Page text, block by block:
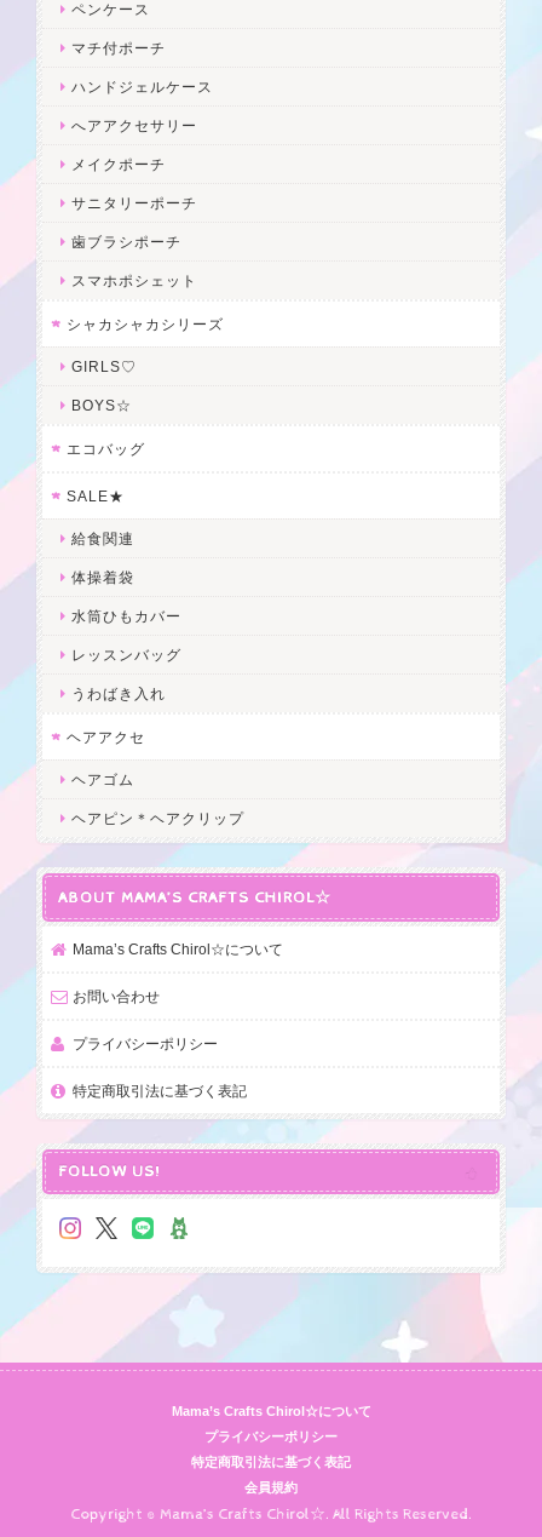
ペンケース
マチ付ポーチ
ハンドジェルケース
へアアクセサリー
メイクポーチ
サニタリーポーチ
歯ブラシポーチ
スマホポシェット
シャカシャカシリーズ
GIRLS♡
BOYS☆
エコバッグ
SALE★
給食関連
体操着袋
水筒ひもカバー
レッスンバッグ
うわばき入れ
ヘアアクセ
ヘアゴム
ヘアピン＊ヘアクリップ
ABOUT MAMA’S CRAFTS CHIROL☆
Mama’s Crafts Chirol☆について
お問い合わせ
プライバシーポリシー
特定商取引法に基づく表記
FOLLOW US!
Mama’s Crafts Chirol☆について
プライバシーポリシー
特定商取引法に基づく表記
会員規約
Copyright © Mama’s Crafts Chirol☆. All Rights Reserved.